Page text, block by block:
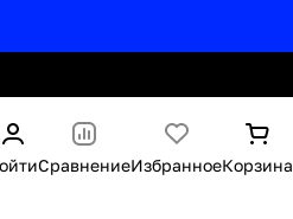
СравнениеИзбранноеКорзина